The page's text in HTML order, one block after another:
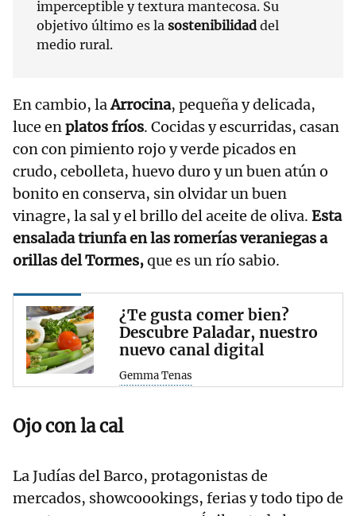
imperceptible y textura mantecosa. Su
objetivo último es la sostenibilidad del
medio rural.
En cambio, laArrocina, pequeña y delicada,
luce enplatos fríos. Cocidas y escurridas, casan
con con pimiento rojo y verde picados en
crudo, cebolleta, huevo duro y un buen atún o
bonito en conserva, sin olvidar un buen
vinagre, la sal y el brillo del aceite de oliva. Esta
ensalada triunfa en las romerías veraniegas a
orillas del Tormes,que es un río sabio.
¿Te gusta comer bien?
Descubre Paladar, nuestro
nuevo canal digital
Gemma Tenas
Ojo con la cal
La Judías del Barco, protagonistas de
mercados, showcoookings, ferias y todo tipo de